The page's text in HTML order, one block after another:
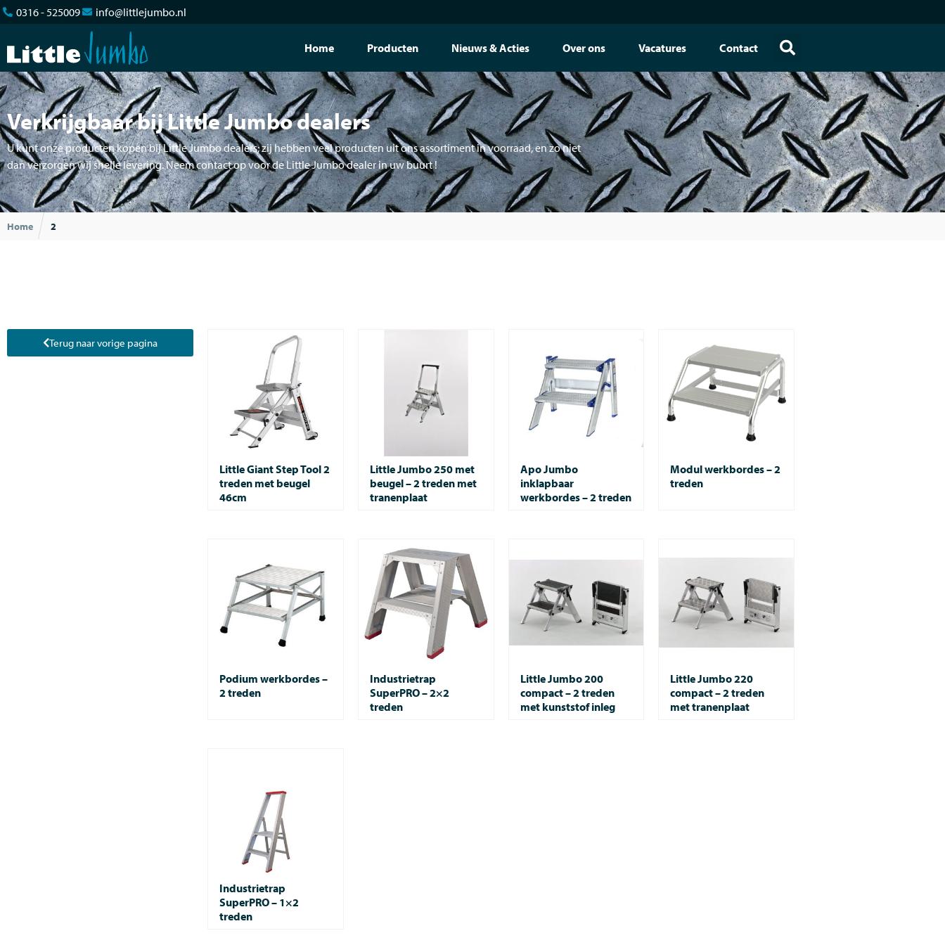
0316 - 525009 info@littlejumbo.nl
Home Producten Nieuws & Acties Over ons Vacatures Contact
Verkrijgbaar bij Little Jumbo dealers
U kunt onze producten kopen bij Little Jumbo dealers; zij hebben veel producten uit ons assortiment in voorraad, en zo niet
dan verzorgen wij snelle levering. Neem contact op voor de Little Jumbo dealer in uw buurt !
Home 2
Terug naar vorige pagina
Little Giant Step Tool 2
treden met beugel
46cm
Little Jumbo 250 met
beugel – 2 treden met
tranenplaat
Apo Jumbo
inklapbaar
werkbordes – 2 treden
Modul werkbordes – 2
treden
Podium werkbordes –
2 treden
Industrietrap
SuperPRO – 2×2
treden
Little Jumbo 200
compact – 2 treden
met kunststof inleg
Little Jumbo 220
compact – 2 treden
met tranenplaat
Industrietrap
SuperPRO – 1×2
treden